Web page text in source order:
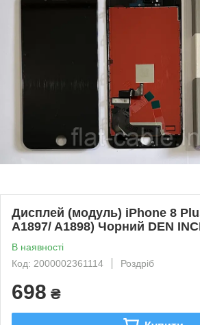
Дисплей (модуль) iPhone 8
A1897/ A1898) Чорний DEN
В наявності
Код: 2000002361114
Роздріб
698 ₴